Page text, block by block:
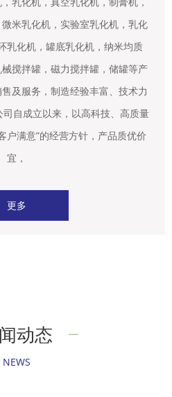
米乳化机，实验室乳化机，乳化
乳化机，罐底乳化机，纳米均质
搅拌罐，磁力搅拌罐，储罐等产
及服务，制造经验丰富、技术力
自成立以来，以高科技、高质量
户满意”的经营方针，产品质优价
宜，
更多
动态
NEWS